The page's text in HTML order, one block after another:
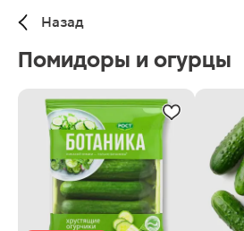
Назад
Помидоры и огурцы